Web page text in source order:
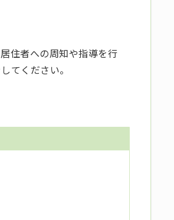
住者への周知や指導を行
てください。